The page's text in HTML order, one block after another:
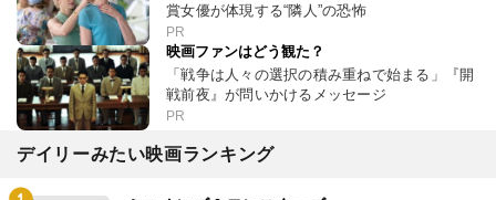
賞女優が体現する“隣人”の恐怖
PR
映画ファンはどう観た？
「戦争は人々の選択の積み重ねで始まる」『開
戦前夜』が問いかけるメッセージ
PR
デイリーみたい映画ランキング